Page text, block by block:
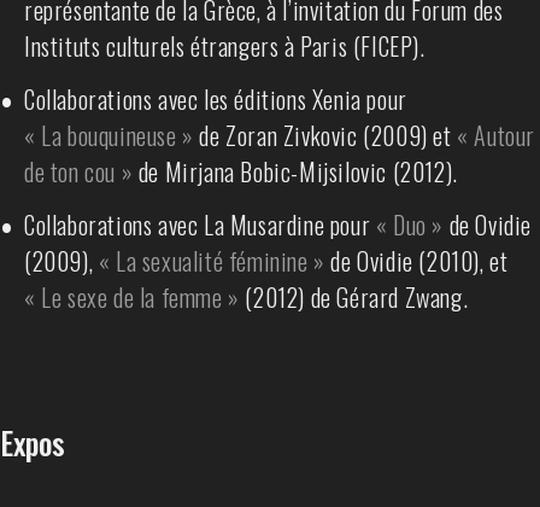
représentante de la Grèce, à l’invitation du Forum des
Instituts culturels étrangers à Paris (FICEP).
• Collaborations avec les éditions Xenia pour
« La bouquineuse » de Zoran Zivkovic (2009) et « Autour
de ton cou » de Mirjana Bobic-Mijsilovic (2012).
• Collaborations avec La Musardine pour « Duo » de Ovidie
(2009), « La sexualité féminine » de Ovidie (2010), et
« Le sexe de la femme » (2012) de Gérard Zwang.
Expos